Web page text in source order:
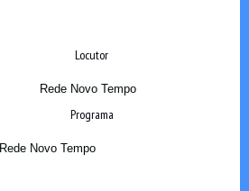
Locutor
Rede Novo Tempo
Programa
Rede Novo Tempo